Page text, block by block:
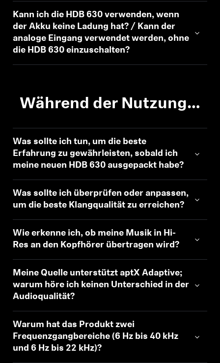
Kann ich die HDB 630 verwenden, wenn
der Akku keine Ladung hat? / Kann der
analoge Eingang verwendet werden, ohne
die HDB 630 einzuschalten?
Während der Nutzung…
Was sollte ich tun, um die beste
Erfahrung zu gewährleisten, sobald ich
meine neuen HDB 630 ausgepackt habe?
Was sollte ich überprüfen oder anpassen,
um die beste Klangqualität zu erreichen?
Wie erkenne ich, ob meine Musik in Hi-
Res an den Kopfhörer übertragen wird?
Meine Quelle unterstützt aptX Adaptive;
warum höre ich keinen Unterschied in der
Audioqualität?
Warum hat das Produkt zwei
Frequenzgangbereiche (6 Hz bis 40 kHz
und 6 Hz bis 22 kHz)?